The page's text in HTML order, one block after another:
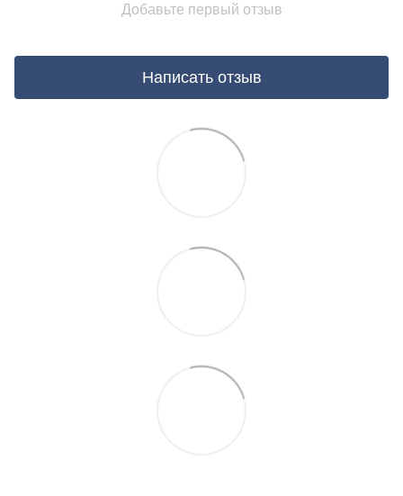
Добавьте первый отзыв
Написать отзыв